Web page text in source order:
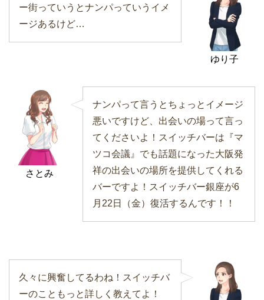
ゆり子
ー街っていうとナンパっていうイメ
ージあるけど…
さとみ
ナンパって言うとちょっとイメージ
悪いですけど、出会いの場って言っ
てくださいよ！スイッチバーは『マ
ツコ会議』でも話題になった大阪発
祥の出会いの場所を提供してくれる
バーですよ！スイッチバー銀座が6
月22日（金）復活するんです！！
久々に興奮してるわね！スイッチバ
ーのこともっと詳しく教えてよ！